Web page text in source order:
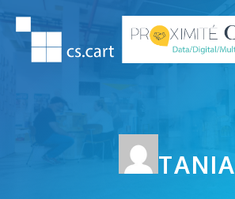
contenu
TANIA